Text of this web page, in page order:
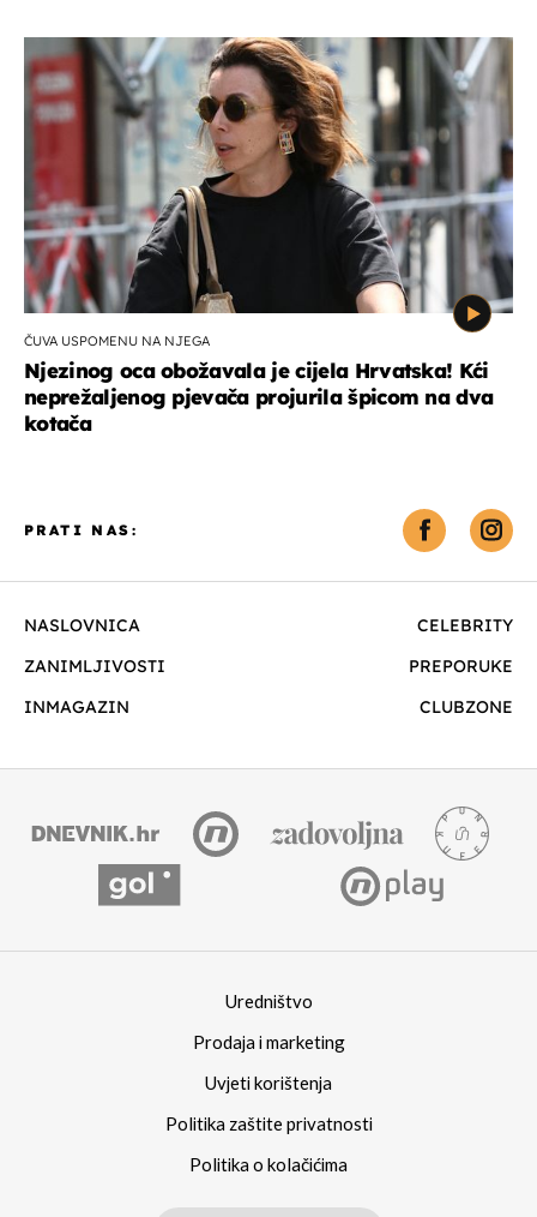
ČUVA USPOMENU NA NJEGA
Njezinog oca obožavala je cijela Hrvatska! Kći
neprežaljenog pjevača projurila špicom na dva
kotača
NASLOVNICA
CELEBRITY
ZANIMLJIVOSTI
PREPORUKE
INMAGAZIN
CLUBZONE
PRATI NAS:
Uredništvo
Prodaja i marketing
Uvjeti korištenja
Politika zaštite privatnosti
Politika o kolačićima